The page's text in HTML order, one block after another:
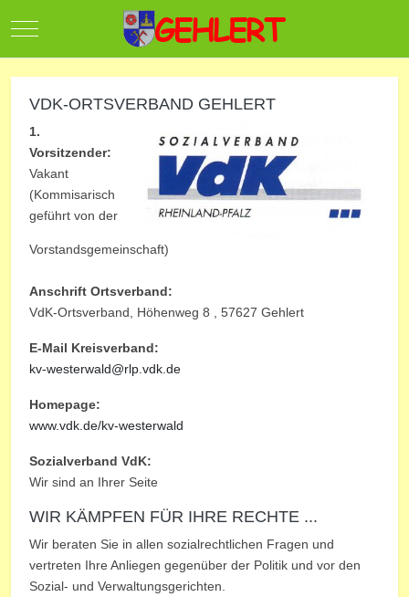
Mobile Menu Toggle
VDK-ORTSVERBAND GEHLERT
1.
Vorsitzender:
Vakant
(Kommisarisch
geführt von der
Vorstandsgemeinschaft)
Anschrift Ortsverband:
VdK-Ortsverband, Höhenweg 8 , 57627 Gehlert
E-Mail Kreisverband:
kv-westerwald@rlp.vdk.de
Homepage:
www.vdk.de/kv-westerwald
Sozialverband VdK:
Wir sind an Ihrer Seite
WIR KÄMPFEN FÜR IHRE RECHTE ...
Wir beraten Sie in allen sozialrechtlichen Fragen und
vertreten Ihre Anliegen gegenüber der Politik und vor den
Sozial- und Verwaltungsgerichten.